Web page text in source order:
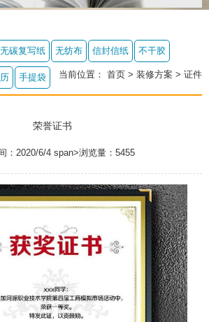
无碳复写纸 无纺布 信封信纸 不干胶
手提袋 当前位置： 首页 > 装修方案 > 证件
荣誉证书
：2020/6/4 span>浏览量：5455